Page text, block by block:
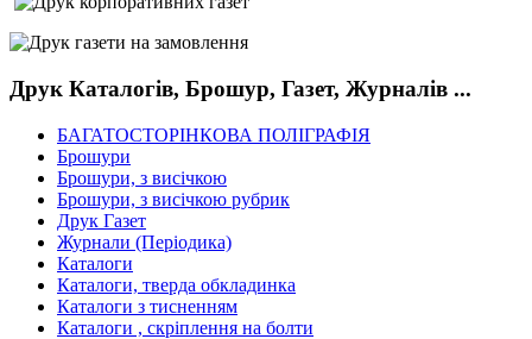
Друк Каталогів, Брошур, Газет, Журналів ...
БАГАТОСТОРІНКОВА ПОЛІГРАФІЯ
Брошури
Брошури, з висічкою
Брошури, з висічкою рубрик
Друк Газет
Журнали (Періодика)
Каталоги
Каталоги, тверда обкладинка
Каталоги з тисненням
Каталоги , скріплення на болти